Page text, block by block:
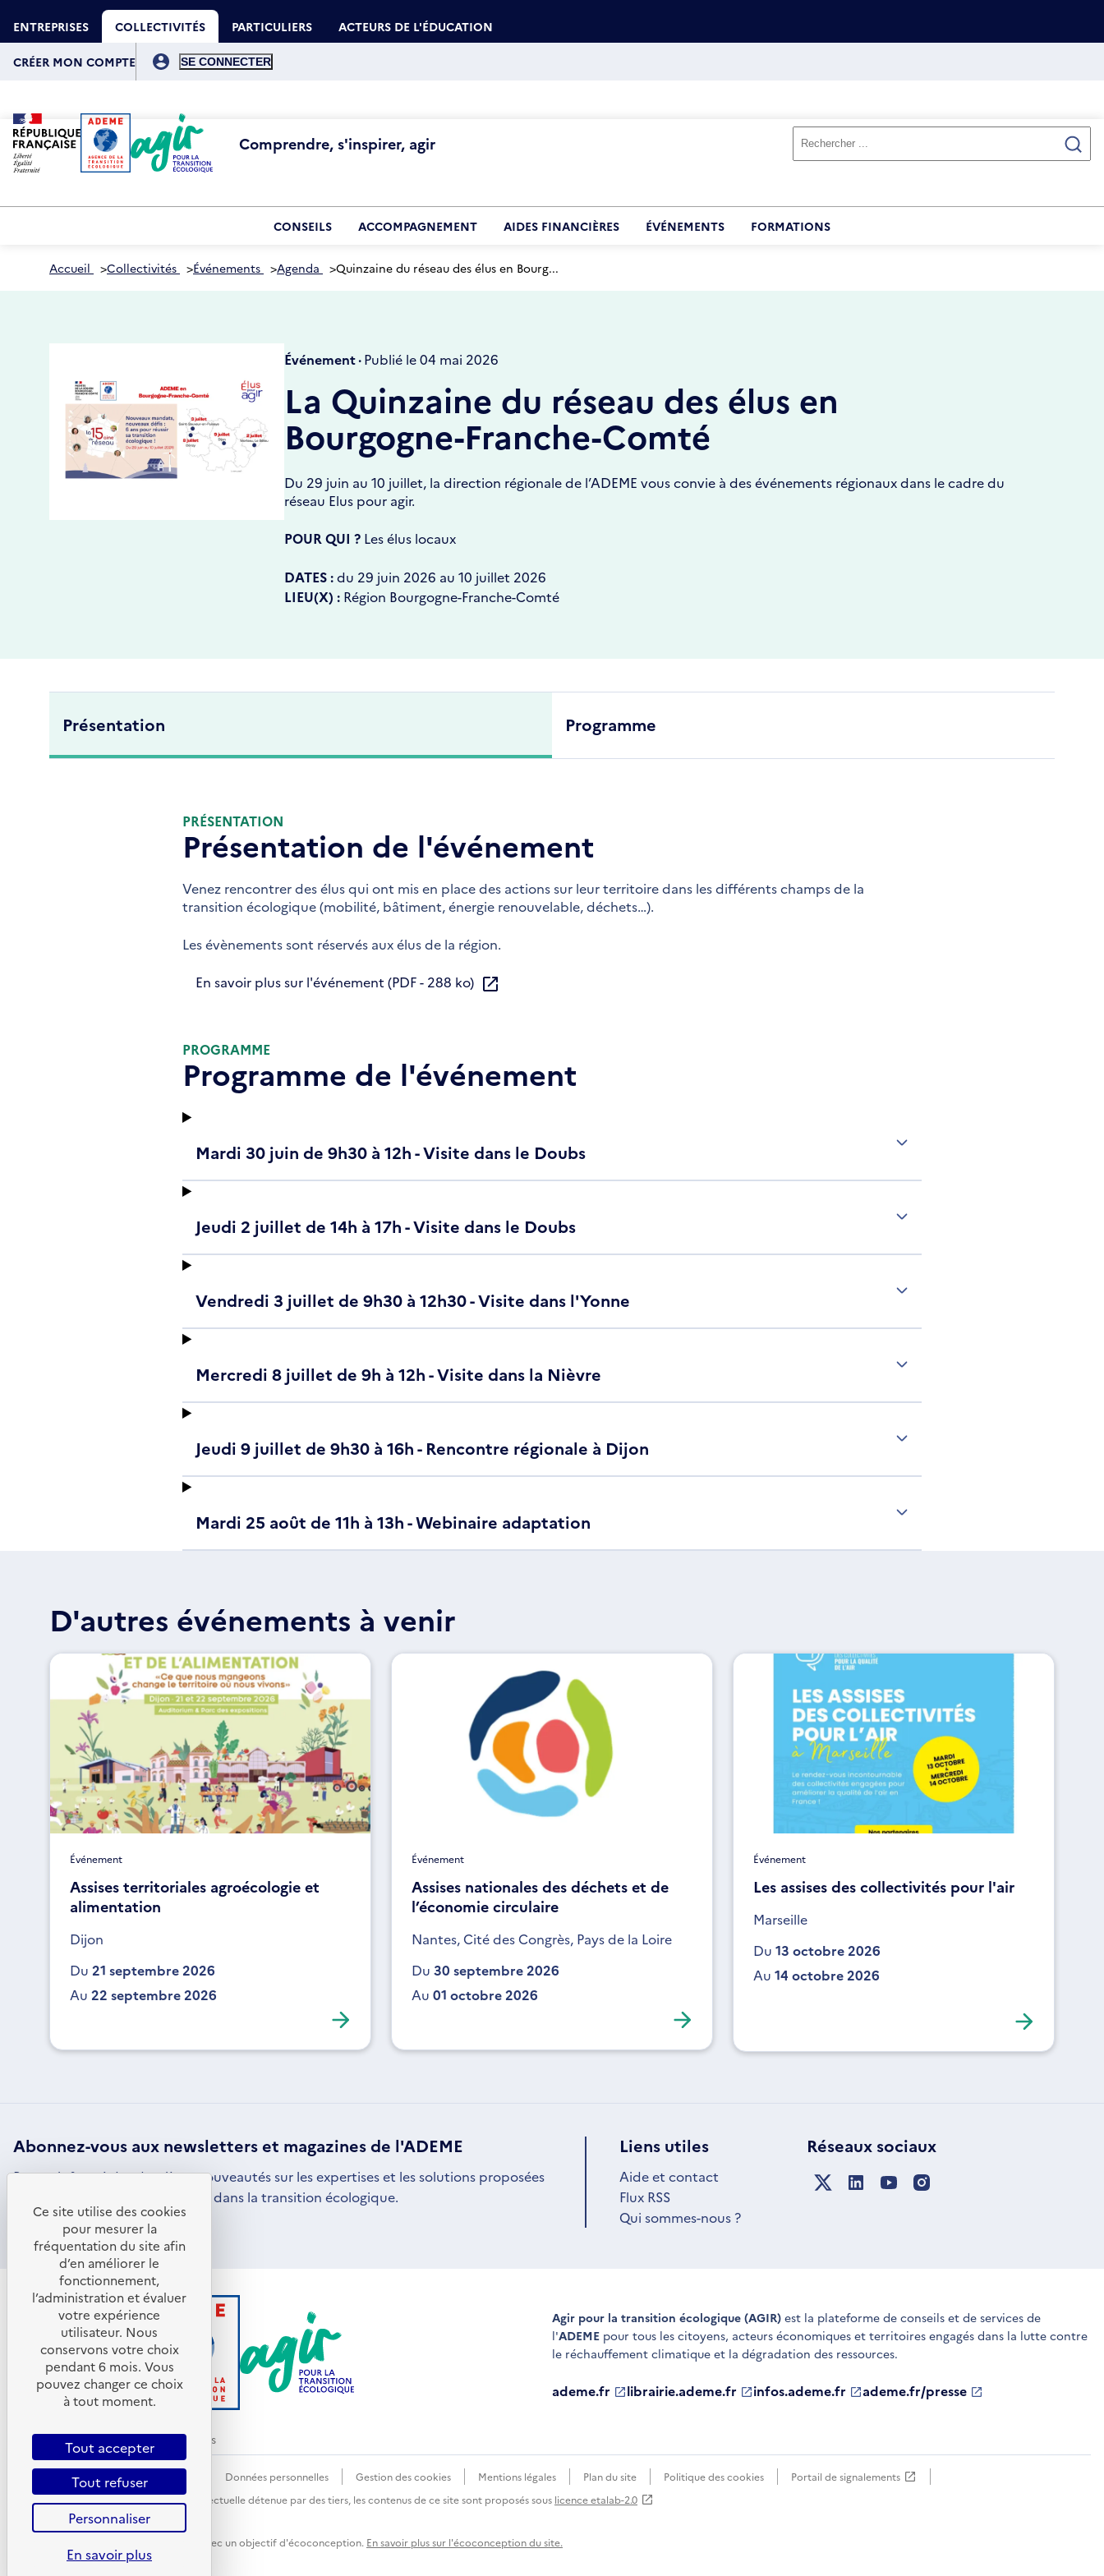
au
contenu
principal
ENTREPRISES COLLECTIVITÉS PARTICULIERS ACTEURS DE L'ÉDUCATION
compte
CRÉER MON COMPTE
Comprendre, s'inspirer, agir
CONSEILS ACCOMPAGNEMENT AIDES FINANCIÈRES ÉVÉNEMENTS FORMATIONS
Accueil >Collectivités >Événements >Agenda >Quinzaine du réseau des élus en Bourg...
Événement ·Publié le 04 mai 2026
La Quinzaine du réseau des élus en
Bourgogne-Franche-Comté
Du 29 juin au 10 juillet, la direction régionale de l’ADEME vous convie à des événements régionaux dans le cadre du
réseau Elus pour agir.
POUR QUI ? Les élus locaux
DATES :du 29 juin 2026 au 10 juillet 2026
LIEU(X) : Région Bourgogne-Franche-Comté
Présentation Programme
PRÉSENTATION
Présentation de l'événement
Venez rencontrer des élus qui ont mis en place des actions sur leur territoire dans les différents champs de la
transition écologique (mobilité, bâtiment, énergie renouvelable, déchets…).
Les évènements sont réservés aux élus de la région.
En savoir plus sur l'événement (PDF - 288 ko)
PROGRAMME
Programme de l'événement
Mardi 30 juin de 9h30 à 12h - Visite dans le Doubs
Jeudi 2 juillet de 14h à 17h - Visite dans le Doubs
Vendredi 3 juillet de 9h30 à 12h30 - Visite dans l'Yonne
Mercredi 8 juillet de 9h à 12h - Visite dans la Nièvre
Jeudi 9 juillet de 9h30 à 16h - Rencontre régionale à Dijon
Mardi 25 août de 11h à 13h - Webinaire adaptation
D'autres événements à venir
Événement
Assises territoriales agroécologie et
alimentation
Dijon
Du 21 septembre 2026
Au 22 septembre 2026
Événement
Assises nationales des déchets et de
l’économie circulaire
Nantes, Cité des Congrès, Pays de la Loire
Du 30 septembre 2026
Au 01 octobre 2026
Événement
Les assises des collectivités pour l'air
Marseille
Du 13 octobre 2026
Au 14 octobre 2026
Abonnez-vous aux newsletterset magazines de l'ADEME
Restez informé des dernières nouveautés sur les expertises et les solutions proposées
par l'ADEME pour vous engager dans la transition écologique.
S'ABONNER
S'OUVRE
DANS
UNE
NOUVELLE
FENÊTRE
Liens utiles
Aide et contact
Flux RSS
Qui sommes-nous ?
Réseaux sociaux
© ADEME 2026 - Tous droits réservés
Agir pour la transition écologique (AGIR) est la plateforme de conseils et de services de
l'ADEME pour tous les citoyens, acteurs économiques et territoires engagés dans la lutte contre
le réchauffement climatique et la dégradation des ressources.
ademe.fr
S'ouvre librairie.ademe.fr
S'ouvre infos.ademe.fr
S'ouvre ademe.fr/presse
S'ouvre
Accessibilité : non conforme Données personnelles Gestion des cookies Mentions légales Plan du site Politique des cookies Portail de signalements
S'ouvre
Sauf mention explicite de propriété intellectuelle détenue par des tiers, les contenus de ce site sont proposés sous licence etalab-2.0
Ce site internet est pensé et développé avec un objectif d'écoconception. En savoir plus sur l'écoconception du site.
Ce site utilise des cookies
pour mesurer la
fréquentation du site afin
d’en améliorer le
fonctionnement,
l’administration et évaluer
votre expérience
utilisateur. Nous
conservons votre choix
pendant 6 mois. Vous
pouvez changer ce choix
à tout moment.
Tout accepter
Tout refuser
Personnaliser
En savoir plus